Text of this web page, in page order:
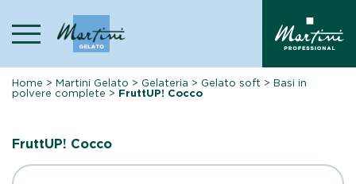
content
Home >Martini Gelato > Gelateria > Gelato soft >Basi in
polvere complete > FruttUP! Cocco
FruttUP! Cocco